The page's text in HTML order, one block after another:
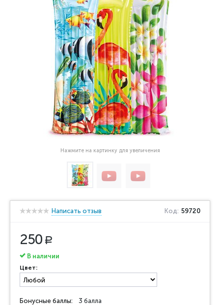
Нажмите на картинку для увеличения
Написать отзыв Код: 59720
250 Р
В наличии
Цвет:
Бонусные баллы: 3 балла